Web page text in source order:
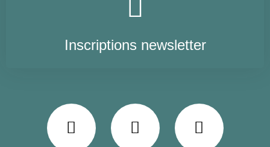
Inscriptions newsletter